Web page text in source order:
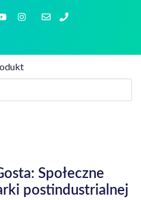
Społeczne
postindustrialnej